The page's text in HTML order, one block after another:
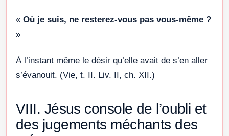
« Où je suis, ne resterez-vous pas vous-même ?
»
À l’instant même le désir qu’elle avait de s’en aller
s’évanouit. (Vie, t. II. Liv. II, ch. XII.)
VIII. Jésus console de l’oubli et
des jugements méchants des